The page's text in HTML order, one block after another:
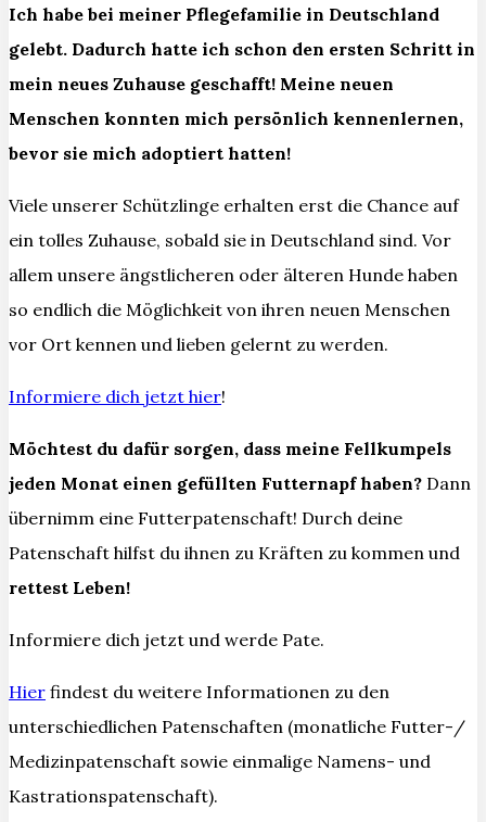
Ich habe bei meiner Pflegefamilie in Deutschland
gelebt. Dadurch hatte ich schon den ersten Schritt in
mein neues Zuhause geschafft! Meine neuen
Menschen konnten mich persönlich kennenlernen,
bevor sie mich adoptiert hatten!
Viele unserer Schützlinge erhalten erst die Chance auf
ein tolles Zuhause, sobald sie in Deutschland sind. Vor
allem unsere ängstlicheren oder älteren Hunde haben
so endlich die Möglichkeit von ihren neuen Menschen
vor Ort kennen und lieben gelernt zu werden.
Informiere dich jetzt hier!
Möchtest du dafür sorgen, dass meine Fellkumpels
jeden Monat einen gefüllten Futternapf haben? Dann
übernimm eine Futterpatenschaft! Durch deine
Patenschaft hilfst du ihnen zu Kräften zu kommen und
rettest Leben!
Informiere dich jetzt und werde Pate.
Hier findest du weitere Informationen zu den
unterschiedlichen Patenschaften (monatliche Futter-/
Medizinpatenschaft sowie einmalige Namens- und
Kastrationspatenschaft).